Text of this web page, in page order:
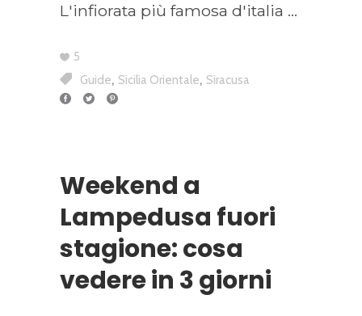
L'infiorata più famosa d'italia
5
Guide, Sicilia Orientale, Siracusa
Weekend a
Lampedusa fuori
stagione: cosa
vedere in 3 giorni